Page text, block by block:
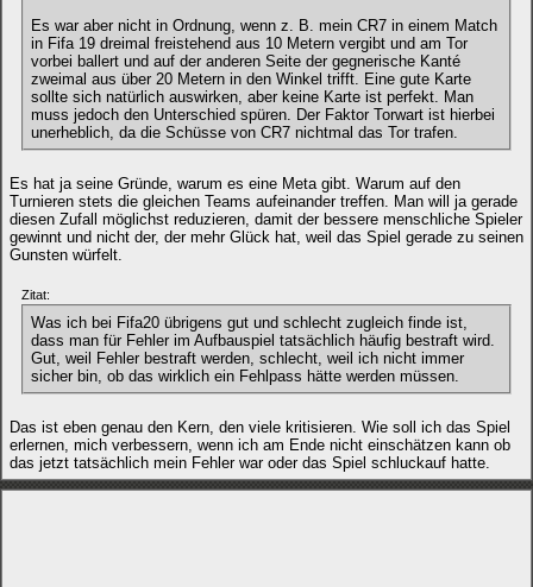
Es war aber nicht in Ordnung, wenn z. B. mein CR7 in einem Match
in Fifa 19 dreimal freistehend aus 10 Metern vergibt und am Tor
vorbei ballert und auf der anderen Seite der gegnerische Kanté
zweimal aus über 20 Metern in den Winkel trifft. Eine gute Karte
sollte sich natürlich auswirken, aber keine Karte ist perfekt. Man
muss jedoch den Unterschied spüren. Der Faktor Torwart ist hierbei
unerheblich, da die Schüsse von CR7 nichtmal das Tor trafen.
Es hat ja seine Gründe, warum es eine Meta gibt. Warum auf den
Turnieren stets die gleichen Teams aufeinander treffen. Man will ja gerade
diesen Zufall möglichst reduzieren, damit der bessere menschliche Spieler
gewinnt und nicht der, der mehr Glück hat, weil das Spiel gerade zu seinen
Gunsten würfelt.
Zitat:
Was ich bei Fifa20 übrigens gut und schlecht zugleich finde ist,
dass man für Fehler im Aufbauspiel tatsächlich häufig bestraft wird.
Gut, weil Fehler bestraft werden, schlecht, weil ich nicht immer
sicher bin, ob das wirklich ein Fehlpass hätte werden müssen.
Das ist eben genau den Kern, den viele kritisieren. Wie soll ich das Spiel
erlernen, mich verbessern, wenn ich am Ende nicht einschätzen kann ob
das jetzt tatsächlich mein Fehler war oder das Spiel schluckauf hatte.